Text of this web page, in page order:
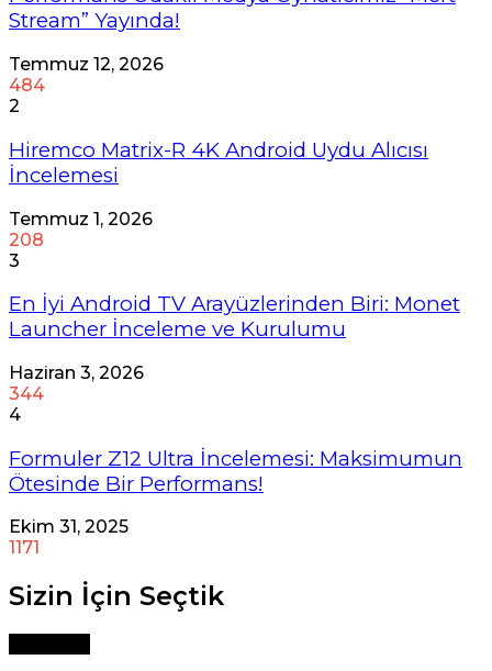
Stream” Yayında!
Temmuz 12, 2026
484
2
Hiremco Matrix-R 4K Android Uydu Alıcısı
İncelemesi
Temmuz 1, 2026
208
3
En İyi Android TV Arayüzlerinden Biri: Monet
Launcher İnceleme ve Kurulumu
Haziran 3, 2026
344
4
Formuler Z12 Ultra İncelemesi: Maksimumun
Ötesinde Bir Performans!
Ekim 31, 2025
1171
Sizin İçin Seçtik